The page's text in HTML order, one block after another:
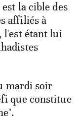
la cible des
affiliés à
l'est étant lui
mardi soir
que constitue